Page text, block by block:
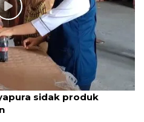
sidak produk